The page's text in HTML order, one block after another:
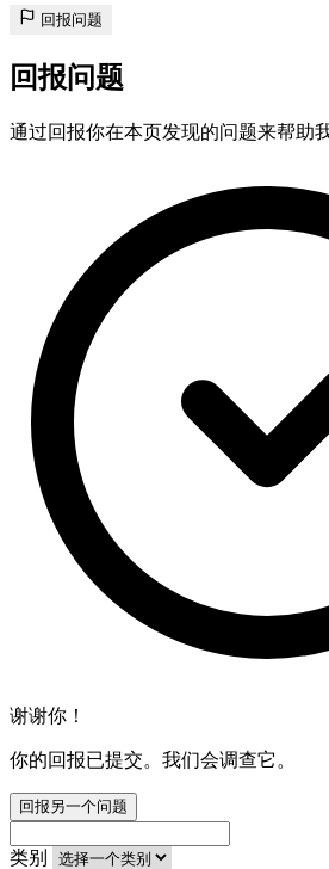
回报问题
回报问题
通过回报你在本页发现的问题来帮助
谢谢你！
你的回报已提交。我们会调查它。
回报另一个问题
类别